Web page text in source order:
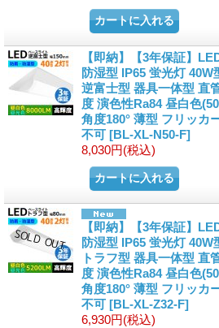
【即納】【3年保証】
防湿型 IP65 蛍光灯
逆富士型 器具一体型 直
度 演色性Ra84 昼白色
角度180° 薄型 フリッカ
不可 [BL-XL-N50-F]
8,030円(税込)
【即納】【3年保証】
防湿型 IP65 蛍光灯
トラフ型 器具一体型 直
度 演色性Ra84 昼白色
角度180° 薄型 フリッカ
不可 [BL-XL-Z32-F]
6,930円(税込)